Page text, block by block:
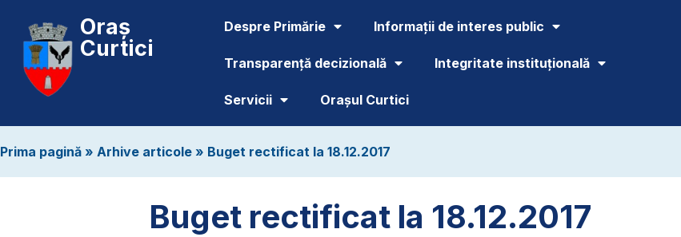
Oraș
Curtici
Despre Primărie Informații de interes public
Transparență decizională Integritate instituțională
Servicii Orașul Curtici
Prima pagină » Arhive articole » Buget rectificat la 18.12.2017
Buget rectificat la 18.12.2017